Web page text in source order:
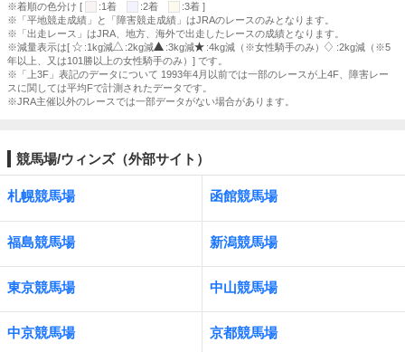
※着順の色分け [
:1着 :2着
:3着 ]
※「平地競走成績」と「障害競走成績」はJRAのレースのみとなります。
※「出走レース」はJRA、地方、海外で出走したレースの成績となります。
※減量表示は[
:1kg減 :2kg減 :3kg減 :4kg減（※女性騎手のみ）
:2kg減（※5
年以上、又は101勝以上の女性騎手のみ）] です。
※「上3F」表記のデータについて 1993年4月以前では一部のレースが上4F、障害レー
スに関しては平均Fで計測されたデータです。
※JRA主催以外のレースでは一部データがない場合があります。
競馬場/ウィンズ（外部サイト）
札幌競馬場 函館競馬場
福島競馬場 新潟競馬場
東京競馬場 中山競馬場
中京競馬場 京都競馬場